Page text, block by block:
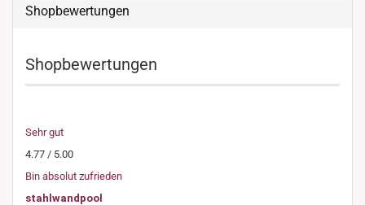
Shopbewertungen
Shopbewertungen
Sehr gut
4.77 / 5.00
Bin absolut zufrieden
stahlwandpool